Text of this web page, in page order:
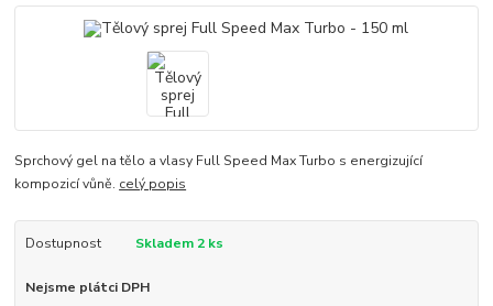
Sprchový gel na tělo a vlasy Full Speed Max Turbo s energizující
kompozicí vůně. celý popis
Dostupnost Skladem 2 ks
Nejsme plátci DPH